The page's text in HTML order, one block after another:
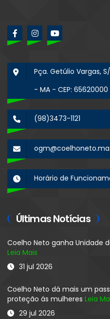
Pça. Getúlio Vargas,
- MA - CEP: 65620000
(98)3473-1121
Horário de
Últimas Notícias
Coelho Neto ganha Unidade
Leia Mais
31 jul 2026
Coelho Neto dá mais um
proteção ás mulheres Leia
29 jul 2026